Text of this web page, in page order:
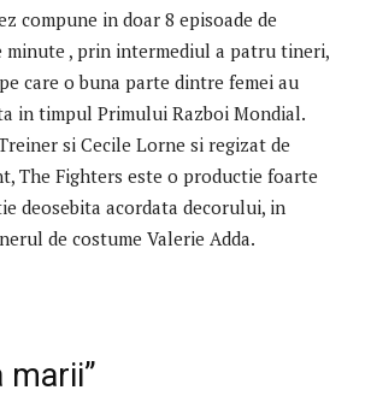
compune in doar 8 episoade de
minute , prin intermediul a patru tineri,
care o buna parte dintre femei au
in timpul Primului Razboi Mondial.
si Cecile Lorne si regizat de
The Fighters este o productie foarte
deosebita acordata decorului, in
de costume Valerie Adda.
marii”